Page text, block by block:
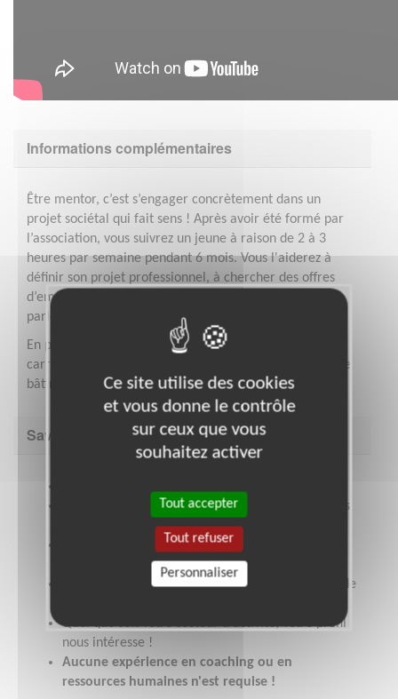
Informations complémentaires
Être mentor, c’est s’engager concrètement dans un
projet sociétal qui fait sens ! Après avoir été formé par
l’association, vous suivrez un jeune à raison de 2 à 3
heures par semaine pendant 6 mois. Vous l'aiderez à
définir son projet professionnel, à chercher des offres
d’emploi, vous l’entraînerez à passer des entretiens, et
parlerez des codes propres à votre secteur.
En partageant l’expérience acquise au cours de votre
carrière, vous offrez réellement à un jeune la chance de
bâtir la sienne et donnez un nouveau sens à la vôtre.
Savoir être & compétences
Vous êtes disponible 2h / semaine pendant 6 mois
Vous avez une expérience professionnelle à
Vous avez envie de vous investir, d'apprendre et de
Quel que soit votre secteur d'activité, votre profil
nous intéresse !
Aucune expérience en coaching ou en
ressources humaines n'est requise !
Ce site utilise des cookies
et vous donne le contrôle
sur ceux que vous
souhaitez activer
Tout accepter
Tout refuser
Personnaliser